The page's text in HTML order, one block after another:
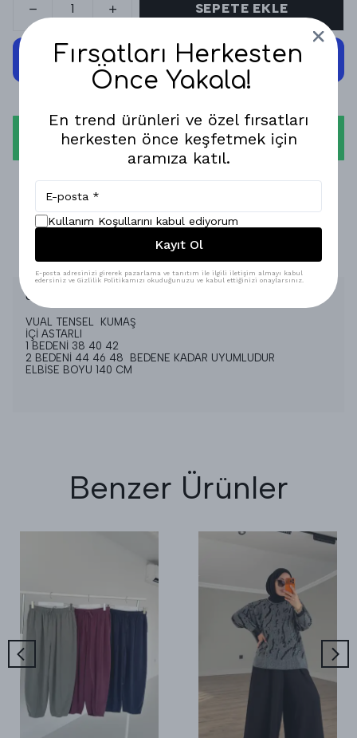
SEPETE EKLE
WHATSAPP
1-3 İŞ GÜNÜNDE KARGODA!
GÜVENLİ ALIŞVERİŞ!
%100 MEMNUNİYET GARANTİSİ!
Ürün Açıklaması
VUAL TENSEL KUMAŞ
İÇİ ASTARLI
1 BEDENİ 38 40 42
2 BEDENİ 44 46 48 BEDENE KADAR UYUMLUDUR
ELBİSE BOYU 140 CM
Benzer Ürünler
Fırsatları Herkesten
Önce Yakala!
En trend ürünleri ve özel fırsatları
herkesten önce keşfetmek için
aramıza katıl.
Kullanım Koşullarını kabul ediyorum
Kayıt Ol
E-posta adresinizi girerek pazarlama ve tanıtım ile ilgili iletişim almayı kabul
edersiniz ve Gizlilik Politikamızı okuduğunuzu ve kabul ettiğinizi onaylarsınız.